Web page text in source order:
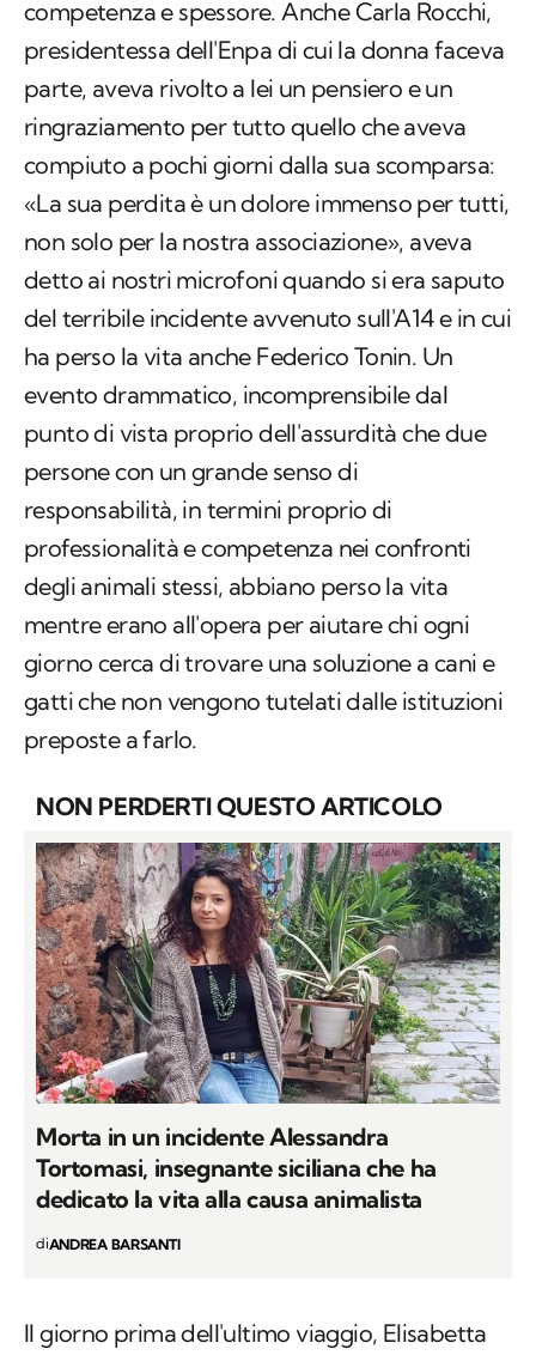
competenza e spessore. Anche Carla Rocchi,
presidentessa dell'Enpa di cui la donna faceva
parte, aveva rivolto a lei un pensiero e un
ringraziamento per tutto quello che aveva
compiuto a pochi giorni dalla sua scomparsa:
«La sua perdita è un dolore immenso per tutti,
non solo per la nostra associazione», aveva
detto ai nostri microfoni quando si era saputo
del terribile incidente avvenuto sull'A14 e in cui
ha perso la vita anche Federico Tonin. Un
evento drammatico, incomprensibile dal
punto di vista proprio dell'assurdità che due
persone con un grande senso di
responsabilità, in termini proprio di
professionalità e competenza nei confronti
degli animali stessi, abbiano perso la vita
mentre erano all'opera per aiutare chi ogni
giorno cerca di trovare una soluzione a cani e
gatti che non vengono tutelati dalle istituzioni
preposte a farlo.
NON PERDERTI QUESTO ARTICOLO
Morta in un incidente Alessandra
Tortomasi, insegnante siciliana che ha
dedicato la vita alla causa animalista
diANDREA BARSANTI
Il giorno prima dell'ultimo viaggio, Elisabetta